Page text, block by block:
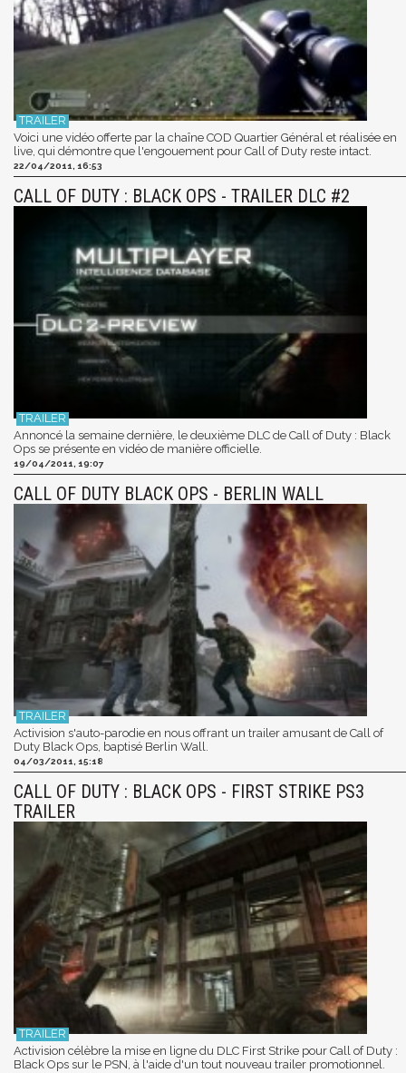
Voici une vidéo offerte par la chaîne COD Quartier Général et réalisée en
live, qui démontre que l'engouement pour Call of Duty reste intact.
22/04/2011, 16:53
CALL OF DUTY : BLACK OPS - TRAILER DLC #2
Annoncé la semaine dernière, le deuxième DLC de Call of Duty : Black
Ops se présente en vidéo de manière officielle.
19/04/2011, 19:07
CALL OF DUTY BLACK OPS - BERLIN WALL
Activision s'auto-parodie en nous offrant un trailer amusant de Call of
Duty Black Ops, baptisé Berlin Wall.
04/03/2011, 15:18
CALL OF DUTY : BLACK OPS - FIRST STRIKE PS3
TRAILER
Activision célèbre la mise en ligne du DLC First Strike pour Call of Duty :
Black Ops sur le PSN, à l'aide d'un tout nouveau trailer promotionnel.